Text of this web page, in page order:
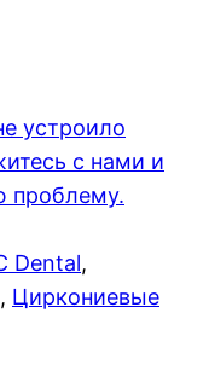
устроило
с нами и
проблему.
Dental,
, Циркониевые